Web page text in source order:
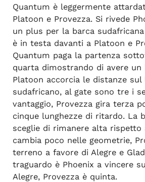
Quantum è leggermente
Platoon e Provezza. Si rivede
un plus per la barca
è in testa davanti a Platoon e
Quantum paga la partenza
quarta dimostrando di avere un
Platoon accorcia le distanze sul
sudafricano, al gate sono tre i
vantaggio, Provezza gira terza
cinque lunghezze di ritardo. La
sceglie di rimanere alta rispetto
cambia poco nelle geometrie,
terreno a favore di Alegre e
traguardo è Phoenix a vincere
Alegre, Provezza è quinta.